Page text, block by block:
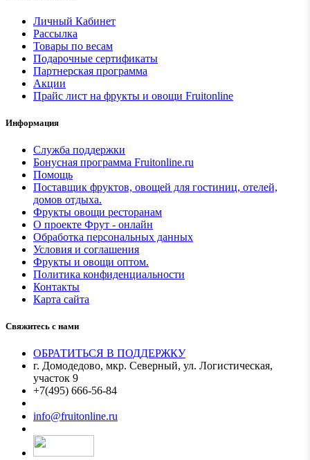
Личный Кабинет
Рассылка
Товары по весам
Подарочные сертификаты
Партнерская программа
Акции
Прайс лист на фрукты и овощи Fruitonline
Информация
Служба поддержки
Бонусная программа Fruitonline.ru
Помощь
Поставщик фруктов, овощей для гостиниц, отелей,
домов отдыха.
Фрукты овощи ресторанам
О проекте Фрут - онлайн
Обработка персональных данных
Условия и соглашения
Фрукты и овощи оптом.
Политика конфиденциальности
Контакты
Карта сайта
Свяжитесь с нами
ОБРАТИТЬСЯ В ПОДДЕРЖКУ
г. Домодедово, мкр. Северный, ул. Логистическая,
участок 9
+7(495) 666-56-84
info@fruitonline.ru